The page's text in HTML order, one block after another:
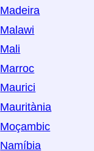
Madeira
Malawi
Mali
Marroc
Maurici
Mauritània
Moçambic
Namíbia